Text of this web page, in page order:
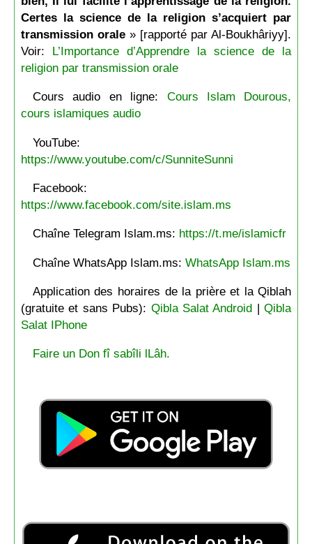
Certes la science de la religion s’acquiert par
transmission orale» [rapporté par Al-Boukhâriyy].
Voir: L’Importance d’Apprendre la science de la
religion par transmission orale
Cours audio en ligne: Cours Islam Dourous,
cours islamiques audio
YouTube:
https://www.youtube.com/c/SunniteSunni
Facebook:
https://www.facebook.com/site.islam.ms
Chaîne Telegram Islam.ms: https://t.me/islamicfr
Chaîne WhatsApp Islam.ms: WhatsApp Islam.ms
Application des horaires de la prière et la Qiblah
(gratuite et sans Pubs): Qibla Salat Android |Qibla
Salat IPhone
Faire un Don fî sabîli lLâh.